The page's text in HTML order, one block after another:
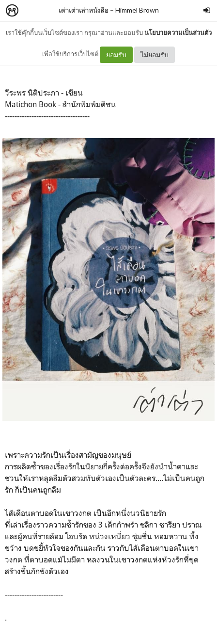
เราใช้คุ๊กกี้บนเว็บไซต์ของเรา กรุณาอ่านและยอมรับนโยบายความเป็นส่วนตัว
เพื่อใช้บริการเว็บไซต์ ยอมรับ ไม่ยอมรับ
เต่าเต่าเล่าหนังสือ – Himmel Brown
: ไส้เดือนตาบอด ในเขาวงกต :
วีระพร นิติประภา - เขียน
Matichon Book - สำนักพิมพ์มติชน
-----------------------------------
เพราะความรักเป็นเรื่องสามัญของมนุษย์
การผลิตซ้ำของเรื่องรักในนิยายกี่ครั้งต่อครั้งจึงยังนำน้ำตาและ
ชวนให้เราหลุดลืมตัวสวมทับตัวเองเป็นตัวละคร....ไม่เป็นคนถูก
รัก ก็เป็นคนถูกลืม
ไส้เดือนตาบอดในเขาวงกต เป็นอีกหนึ่งนวนิยายรัก
ที่เล่าเรื่องราวความช้ำรักของ 3 เด็กกำพร้า ชลิกา ชารียา ปราณ
และผู้คนที่รายล้อม โอบรัด หน่วงเหนี่ยว ชุ่มชื่น หอมหวาน ทิ้ง
ขว้าง บดขยี้หัวใจของกันและกัน ราวกับไส้เดือนตาบอดในเขา
วงกต ที่ตาบอดแม้ไม่มีตา หลงวนในเขาวงกตแห่งห้วงรักที่ขุด
สร้างขึ้นกักขังตัวเอง
------------------------
.